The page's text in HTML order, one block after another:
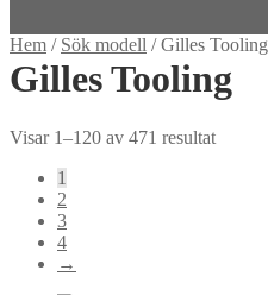
Hem / Sök modell /Gilles Tooling
Gilles Tooling
Visar 1–120 av 471 resultat
1
2
3
4
→